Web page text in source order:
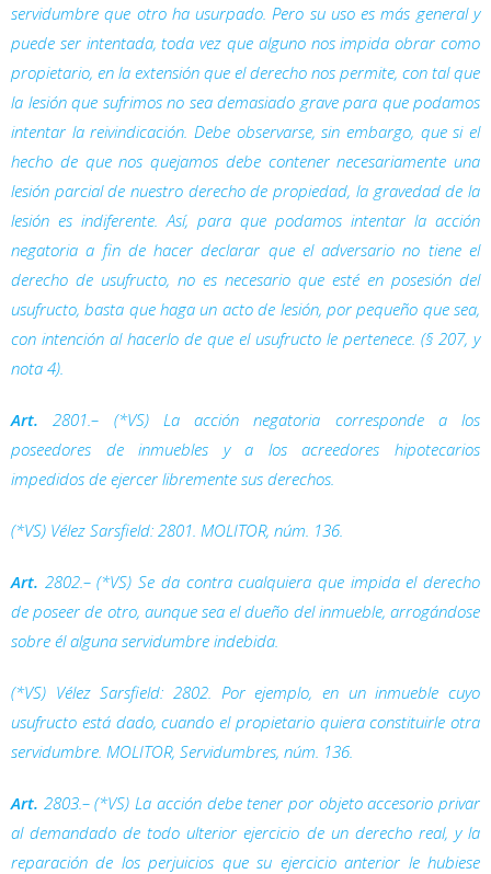
servidumbre que otro ha usurpado. Pero su uso es más general y
puede ser intentada, toda vez que alguno nos impida obrar como
propietario, en la extensión que el derecho nos permite, con tal que
la lesión que sufrimos no sea demasiado grave para que podamos
intentar la reivindicación. Debe observarse, sin embargo, que si el
hecho de que nos quejamos debe contener necesariamente una
lesión parcial de nuestro derecho de propiedad, la gravedad de la
lesión es indiferente. Así, para que podamos intentar la acción
negatoria a fin de hacer declarar que el adversario no tiene el
derecho de usufructo, no es necesario que esté en posesión del
usufructo, basta que haga un acto de lesión, por pequeño que sea,
con intención al hacerlo de que el usufructo le pertenece. (§ 207, y
nota 4).
Art. 2801.– (*VS) La acción negatoria corresponde a los
poseedores de inmuebles y a los acreedores hipotecarios
impedidos de ejercer libremente sus derechos.
(*VS) Vélez Sarsfield: 2801. MOLITOR, núm. 136.
Art. 2802.– (*VS) Se da contra cualquiera que impida el derecho
de poseer de otro, aunque sea el dueño del inmueble, arrogándose
sobre él alguna servidumbre indebida.
(*VS) Vélez Sarsfield: 2802. Por ejemplo, en un inmueble cuyo
usufructo está dado, cuando el propietario quiera constituirle otra
servidumbre. MOLITOR, Servidumbres, núm. 136.
Art. 2803.– (*VS) La acción debe tener por objeto accesorio privar
al demandado de todo ulterior ejercicio de un derecho real, y la
reparación de los perjuicios que su ejercicio anterior le hubiese